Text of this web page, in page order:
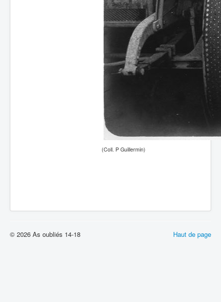
(Coll. P Guillermin)
Haut de page
© 2026 As oubliés 14-18